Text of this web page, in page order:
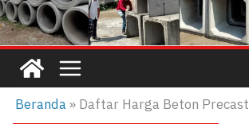
Beranda» Daftar Harga Beton Precast